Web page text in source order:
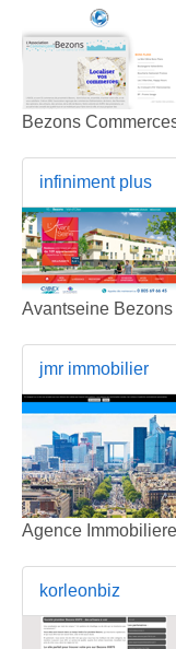
Bezons
infiniment plus
Avantseine Bezons
jmr immobilier
Agence
korleonbiz